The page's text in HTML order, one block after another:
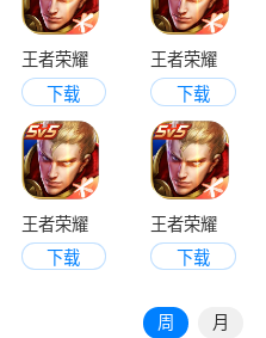
王者荣耀
下载
王者荣耀
下载
王者荣耀
下载
王者荣耀
下载
周 月